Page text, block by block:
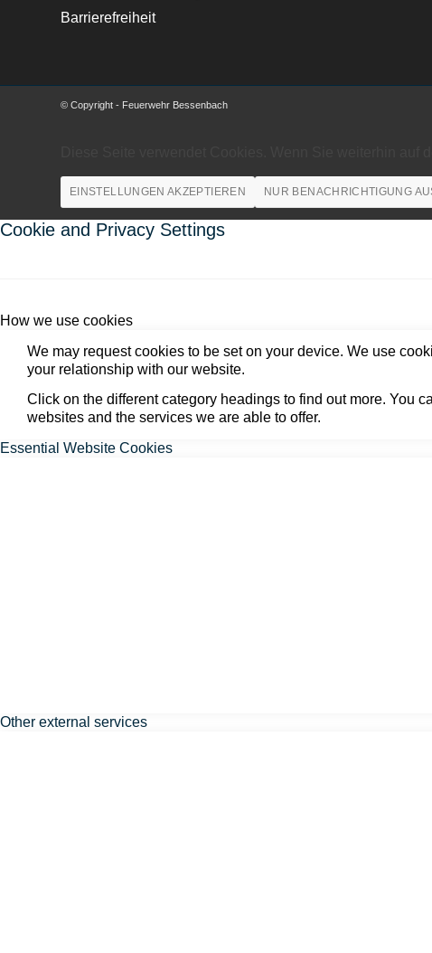
Barrierefreiheit
© Copyright - Feuerwehr Bessenbach
EINSTELLUNGEN AKZEPTIEREN NUR BENACHRICHTIGUNG
Cookie and Privacy Settings
How we use cookies
We may request cookies to be set on your device. We use
your relationship with our website.
Click on the different category headings to find out more. You
websites and the services we are able to offer.
Essential Website Cookies
Other external services